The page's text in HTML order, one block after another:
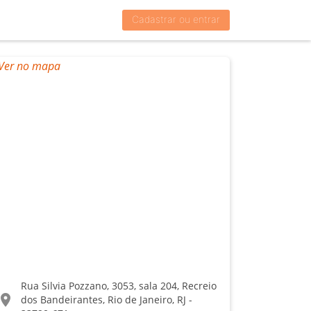
Cadastrar ou entrar
location_on
Rua Silvia Pozzano, 3053, sala 204, Recreio
dos Bandeirantes, Rio de Janeiro, RJ -